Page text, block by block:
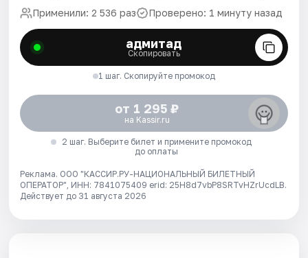
Применили: 2 536 раз Проверено: 1 минуту назад
адмитад
Скопировать
1 шаг. Скопируйте промокод
от 1 295 ₽
на Kassir.ru
2 шаг. Выберите билет и примените промокод
до оплаты
Реклама. ООО "КАССИР.РУ-НАЦИОНАЛЬНЫЙ БИЛЕТНЫЙ
ОПЕРАТОР", ИНН: 7841075409 erid: 25H8d7vbP8SRTvHZrUcdLB.
Действует до 31 августа 2026